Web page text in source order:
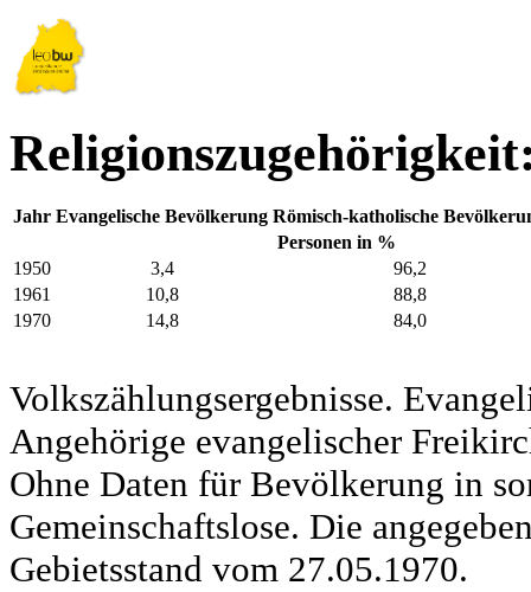
Jahr Evangelische Bevölkerung Römisch-katholische
Personen in %
1950
3,4
96,2
1961
10,8
88,8
1970
14,8 84,0
Volkszählungsergebnisse.
Angehörige evangelischer
Ohne Daten für Bevölkerung in
Gemeinschaftslose. Die
Gebietsstand vom 27.05.1970.